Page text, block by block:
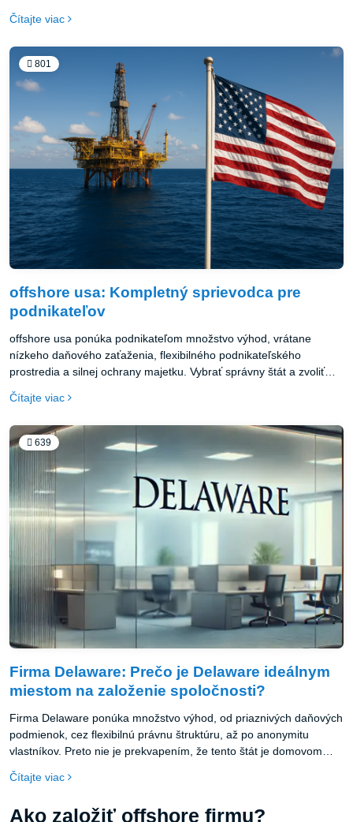
spravovať ju odkiaľkoľvek na svete a využívať všetky výhody
Čítajte viac
801
offshore usa: Kompletný sprievodca pre
podnikateľov
offshore usa ponúka podnikateľom množstvo výhod, vrátane
nízkeho daňového zaťaženia, flexibilného podnikateľského
prostredia a silnej ochrany majetku. Vybrať správny štát a zvoliť
vhodný typ spoločnosti sú kľúčové kroky pri zakladaní offshore usa
spoločnosti. S týmito výhodami sa podnikatelia môžu sústrediť na
zisky.
Čítajte viac
639
Firma Delaware: Prečo je Delaware ideálnym
miestom na založenie spoločnosti?
Firma Delaware ponúka množstvo výhod, od priaznivých daňových
podmienok, cez flexibilnú právnu štruktúru, až po anonymitu
vlastníkov. Preto nie je prekvapením, že tento štát je domovom
firiem z rebríčka Fortune 500. Ak plánujete expanziu alebo
jedným z najlepších krokov pre váš biznis.
Čítajte viac
Ako založiť offshore firmu?